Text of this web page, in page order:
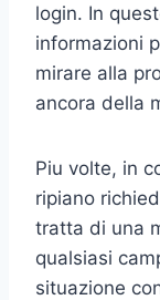
login. In
informazioni
mirare alla
ancora della
Piu volte, in
ripiano
tratta di una
qualsiasi
situazione